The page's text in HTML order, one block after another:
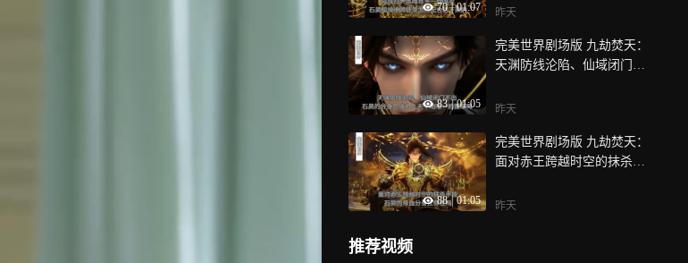
70 | 01:07
配合活下来的
昨天
83 | 01:05
完美世界剧场版 九劫焚天：
天渊防线沦陷、仙域闭门不
十地唯一的援军吗
昨天
88 | 01:05
完美世界剧场版 九劫焚天：
面对赤王跨越时空的抹杀手
吗
昨天
推荐视频